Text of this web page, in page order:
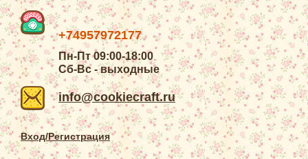
+74957972177
Пн-Пт 09:00-18:00
Сб-Вс - выходные
info@cookiecraft.ru
Вход/Регистрация